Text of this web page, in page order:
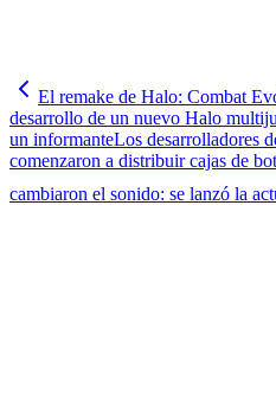
El remake de Halo: Combat
desarrollo de un nuevo Halo
un informanteLos desarrolladores
comenzaron a distribuir cajas de
cambiaron el sonido: se lanzó la